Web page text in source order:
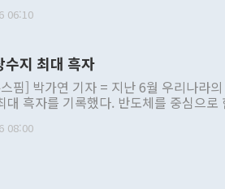
정부 내 조율을 거치지 않은 사안을 정
에 근거한 비현실적 구상'이라는 비판
정책 관련 발언이 물의를 빚은 적은 여러
관이 공개적으로 부정적 입장을 표명한
대북 접근법과 월권을 제어해야 한다
06:10
수지 최대 흑자
핌] 박가연 기자 = 지난 6월 우리나라
대 흑자를 기록했다. 반도체를 중심으
국제수지(잠정)'에 따르
08:00